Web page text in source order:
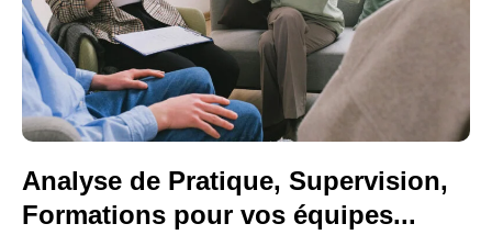
Analyse de Pratique, Supervision,
Formations pour vos équipes...